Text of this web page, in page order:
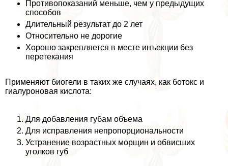
Противопоказаний меньше, чем у предыдущих
способов
Длительный результат до 2 лет
Относительно не дорогие
Хорошо закрепляется в месте инъекции без
перетекания
Применяют биогели в таких же случаях, как ботокс и
гиалуроновая кислота:
Для добавления губам объема
Для исправления непропорциональности
Устранение возрастных морщин и обвисших
уголков губ